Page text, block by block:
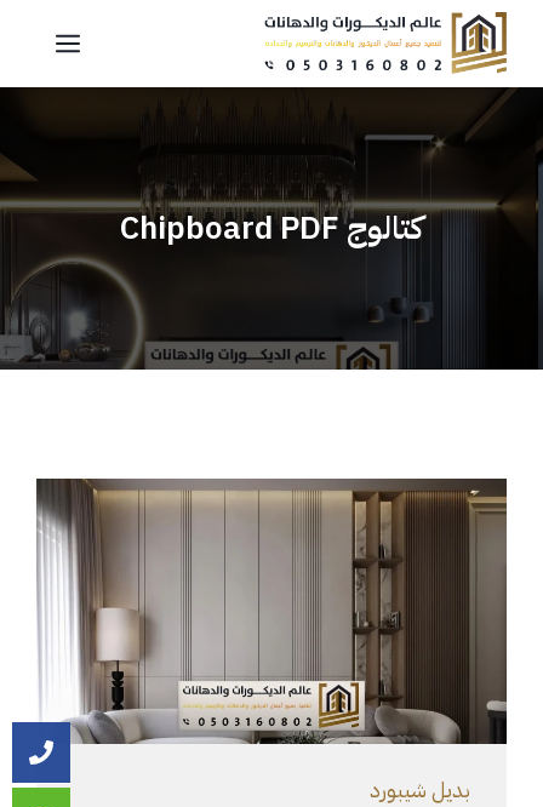
انتقل
المحتوى
كتالوج Chipboard PDF
بديل شيبورد